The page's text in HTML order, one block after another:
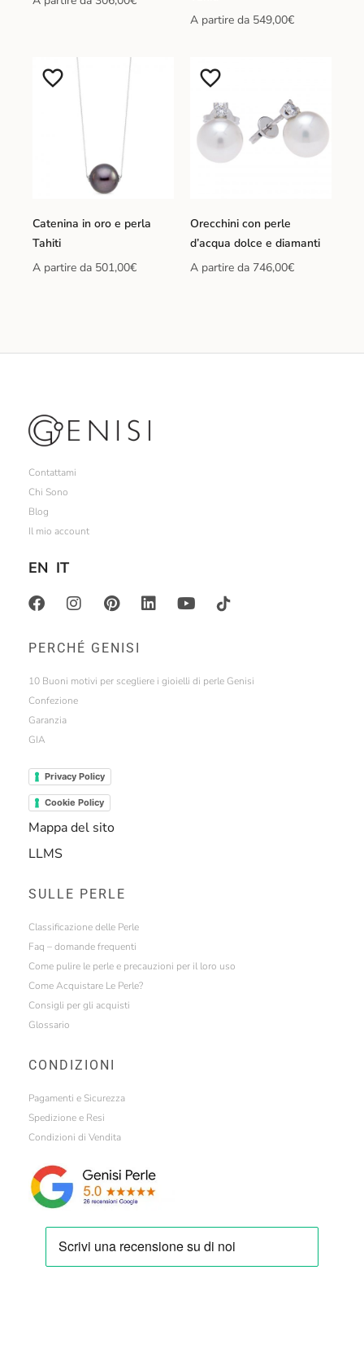
A partire da 549,00€
Catenina in oro e perla
Tahiti
A partire da 501,00€
Orecchini con perle
d’acqua dolce e diamanti
A partire da 746,00€
Contattami
Chi Sono
Blog
Il mio account
EN IT
PERCHÉ GENISI
10 Buoni motivi per scegliere i gioielli di perle Genisi
Confezione
Garanzia
GIA
Privacy Policy
Cookie Policy
Mappa del sito
LLMS
SULLE PERLE
Classificazione delle Perle
Faq – domande frequenti
Come pulire le perle e precauzioni per il loro uso
Come Acquistare Le Perle?
Consigli per gli acquisti
Glossario
CONDIZIONI
Pagamenti e Sicurezza
Spedizione e Resi
Condizioni di Vendita